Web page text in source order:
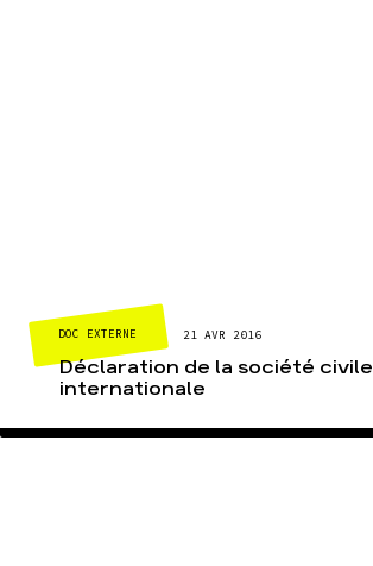
DOC EXTERNE 21 AVR 2016
Déclaration de la société civile
internationale